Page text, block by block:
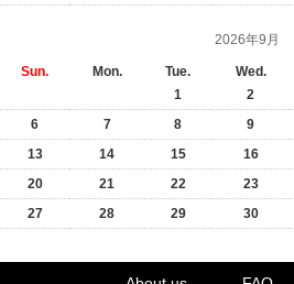
2026年9月
Sun. Mon. Tue. Wed.
1
2
6
7 8 9
13
14 15 16
20
21 22 23
27
28 29 30